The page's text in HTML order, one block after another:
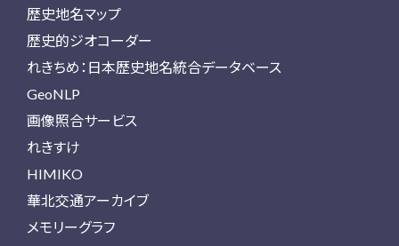
歴史地名マップ
歴史的ジオコーダー
れきちめ：日本歴史地名統合データベース
GeoNLP
画像照合サービス
れきすけ
HIMIKO
華北交通アーカイブ
メモリーグラフ